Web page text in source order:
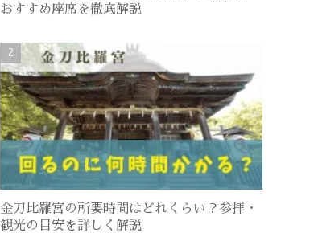
おすすめ座席を徹底解説
金刀比羅宮の所要時間はどれくらい？参拝・
観光の目安を詳しく解説